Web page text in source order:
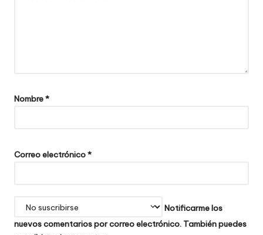
Nombre*
Correo electrónico*
Notificarme los
nuevos comentarios por correo electrónico. También puedes